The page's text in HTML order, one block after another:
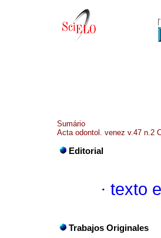
Sumário
Acta odontol. venez v.47 n.2
Editorial
· texto
Trabajos Originales